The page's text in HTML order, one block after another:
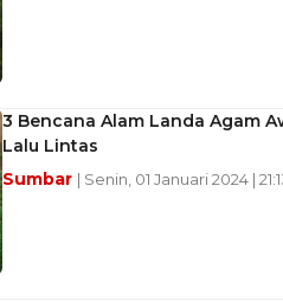
3 Bencana Alam Landa Agam
Lalu Lintas
Sumbar | Senin, 01 Januari 2024 |